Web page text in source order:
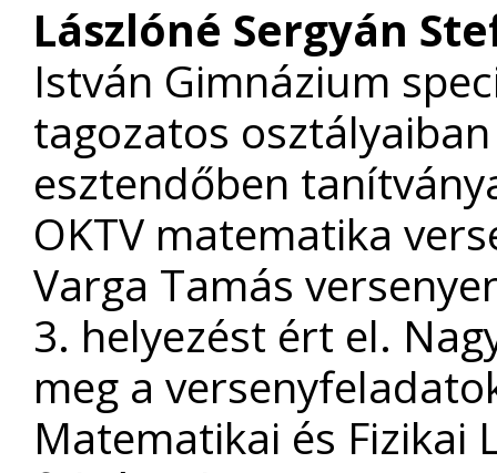
Lászlóné Sergyán
István Gimnázium
tagozatos
esztendőben
OKTV matematika
Varga Tamás
3. helyezést ért el.
meg a
Matematikai és Fizikai